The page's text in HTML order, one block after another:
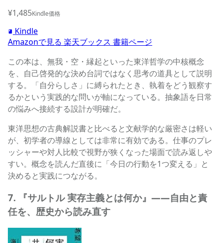
¥1,485Kindle価格
Kindle
Amazonで見る 楽天ブックス 書籍ページ
この本は、無我・空・縁起といった東洋哲学の中核概念
を、自己啓発的な決め台詞ではなく思考の道具として説明
する。「自分らしさ」に縛られたとき、執着をどう観察す
るかという実践的な問いが軸になっている。抽象語を日常
の悩みへ接続する設計が明確だ。
東洋思想の古典解説書と比べると文献学的な厳密さは軽い
が、初学者の導線としては非常に有効である。仕事のプレ
ッシャーや対人比較で視野が狭くなった場面で読み返しや
すい。概念を読んだ直後に「今日の行動を1つ変える」と
決めると実践につながる。
7. 『サルトル 実存主義とは何か』——自由と責
任を、歴史から読み直す
サルトル 実存主義とは何か 希望と自由の哲学の商品ページ